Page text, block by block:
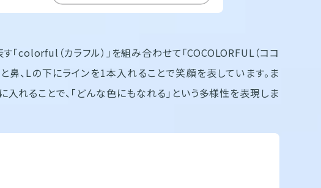
す「colorful（カラフル）」を組み合わせて「COCOLORFUL（ココ
と鼻、Lの下にラインを1本入れることで笑顔を表しています。ま
入れることで、「どんな色にもなれる」という多様性を表現しま